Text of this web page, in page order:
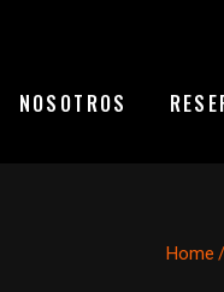
NOSOTROS
Home /